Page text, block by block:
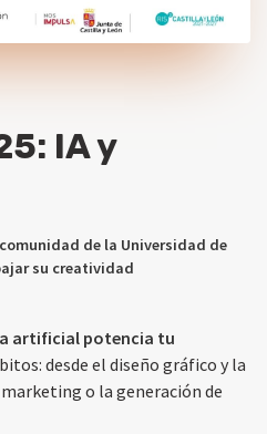
IA y
de la Universidad de
su creatividad
artificial potencia tu
desde el diseño gráfico y la
o la generación de